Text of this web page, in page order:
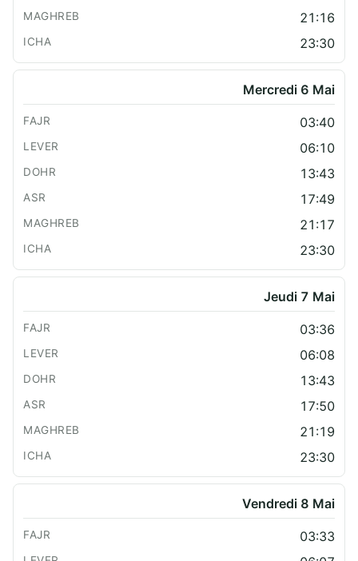
21:16
23:30
Mercredi 6 Mai
03:40
06:10
13:43
17:49
21:17
23:30
Jeudi 7 Mai
03:36
06:08
13:43
17:50
21:19
23:30
Vendredi 8 Mai
03:33